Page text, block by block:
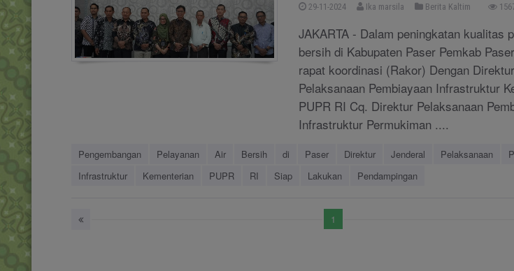
29-11-2024 Ika marsila Berita Kaltim
JAKARTA - Dalam peningkatan kualitas
bersih di Kabupaten Paser Pemkab
rapat koordinasi (Rakor) Dengan
Pelaksanaan Pembiayaan Infrastruktur
PUPR RI Cq. Direktur Pelaksanaan
Infrastruktur Permukiman ....
Pengembangan Pelayanan Air Bersih di Paser Direktur Jenderal Pelaksanaan
Infrastruktur
Kementerian PUPR RI Siap Lakukan Pendampingan
1